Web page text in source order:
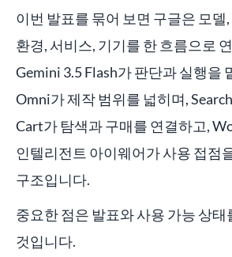
이번 발표를 묶어 보면 구글은 모델
환경, 서비스, 기기를 한 흐름으로
Gemini 3.5 Flash가 판단과 실행을
Omni가 제작 범위를 넓히며,
Cart가 탐색과 구매를 연결하고,
인텔리전트 아이웨어가 사용 접점
구조입니다.
중요한 점은 발표와 사용 가능 상태
것입니다.